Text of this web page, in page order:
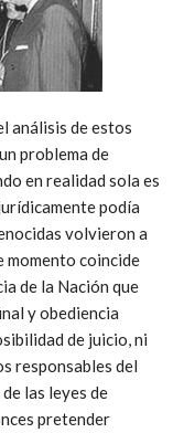
análisis de estos
problema de
en realidad sola es
podía
volvieron a
momento coincide
de la Nación que
y obediencia
de juicio, ni
responsables del
las leyes de
pretender